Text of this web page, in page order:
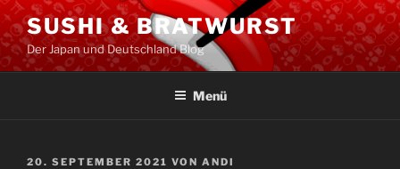
Zum
Inhalt
springen
SUSHI & BRATWURST
Der Japan und Deutschland Blog
Menü
VERÖFFENTLICHT
20. SEPTEMBER 2021 VON ANDI